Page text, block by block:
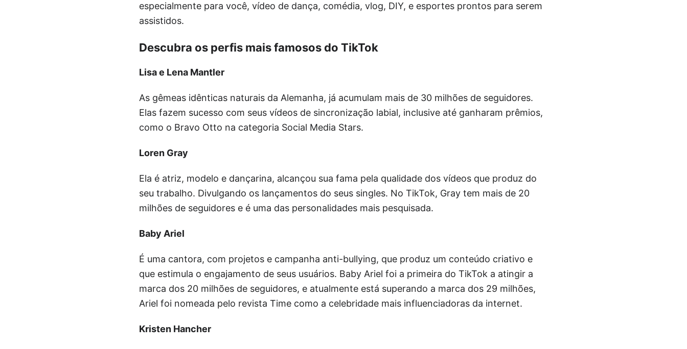
especialmente para você, vídeo de dança, comédia, vlog, DIY, e esportes prontos para serem
assistidos.
Descubra os perfis mais famosos do TikTok
Lisa e Lena Mantler
As gêmeas idênticas naturais da Alemanha, já acumulam mais de 30 milhões de seguidores.
Elas fazem sucesso com seus vídeos de sincronização labial, inclusive até ganharam prêmios,
como o Bravo Otto na categoria Social Media Stars.
Loren Gray
Ela é atriz, modelo e dançarina, alcançou sua fama pela qualidade dos vídeos que produz do
seu trabalho. Divulgando os lançamentos do seus singles. No TikTok, Gray tem mais de 20
milhões de seguidores e é uma das personalidades mais pesquisada.
Baby Ariel
É uma cantora, com projetos e campanha anti-bullying, que produz um conteúdo criativo e
que estimula o engajamento de seus usuários. Baby Ariel foi a primeira do TikTok a atingir a
marca dos 20 milhões de seguidores, e atualmente está superando a marca dos 29 milhões,
Ariel foi nomeada pelo revista Time como a celebridade mais influenciadoras da internet.
Kristen Hancher